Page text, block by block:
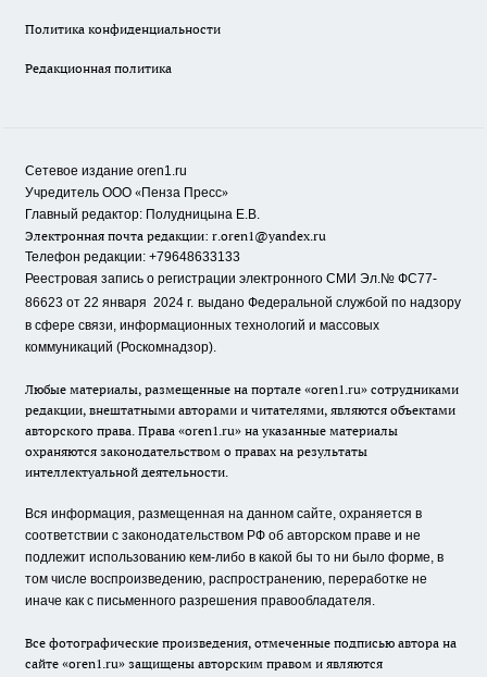
Политика конфиденциальности
Редакционная политика
Сетевое издание oren1.ru
Учредитель ООО «Пенза Пресс»
Главный редактор: Полудницына Е.В.
Электронная почта редакции: r.oren1@yandex.ru
Телефон редакции: +79648633133
Реестровая запись о регистрации электронного СМИ Эл.№ ФС77-
86623 от 22 января 2024 г. выдано Федеральной службой по надзору
в сфере связи, информационных технологий и массовых
коммуникаций (Роскомнадзор).
Любые материалы, размещенные на портале «oren1.ru» сотрудниками
редакции, внештатными авторами и читателями, являются объектами
авторского права. Права «oren1.ru» на указанные материалы
охраняются законодательством о правах на результаты
интеллектуальной деятельности.
Вся информация, размещенная на данном сайте, охраняется в
соответствии с законодательством РФ об авторском праве и не
подлежит использованию кем-либо в какой бы то ни было форме, в
том числе воспроизведению, распространению, переработке не
иначе как с письменного разрешения правообладателя.
Все фотографические произведения, отмеченные подписью автора на
сайте «oren1.ru» защищены авторским правом и являются